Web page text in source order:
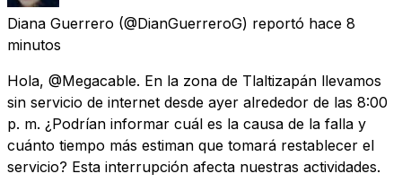
Diana Guerrero (@DianGuerreroG) reportó hace 8
minutos
Hola, @Megacable. En la zona de Tlaltizapán llevamos
sin servicio de internet desde ayer alrededor de las 8:00
p. m. ¿Podrían informar cuál es la causa de la falla y
cuánto tiempo más estiman que tomará restablecer el
servicio? Esta interrupción afecta nuestras actividades.